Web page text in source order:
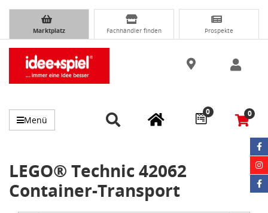
Marktplatz Fachhändler finden Prospekte
Menü
0 0
LEGO® Technic 42062
Container-Transport